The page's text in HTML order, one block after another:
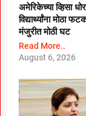
अमेरिकेच्या व्हिसा
विद्यार्थ्यांना मोठा
मंजुरीत मोठी घट
Read More..
August 6, 2026